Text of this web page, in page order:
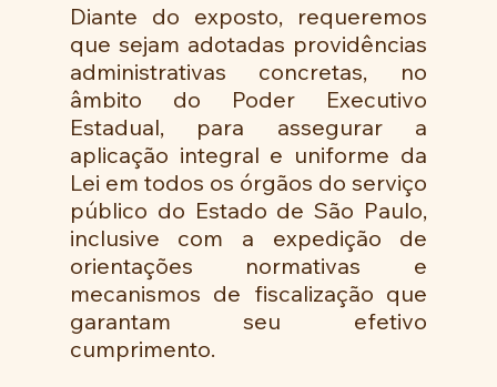
Diante do exposto, requeremos
que sejam adotadas providências
administrativas concretas, no
âmbito do Poder Executivo
Estadual, para assegurar a
aplicação integral e uniforme da
Lei em todos os órgãos do serviço
público do Estado de São Paulo,
inclusive com a expedição de
orientações normativas e
mecanismos de fiscalização que
garantam seu efetivo
cumprimento.